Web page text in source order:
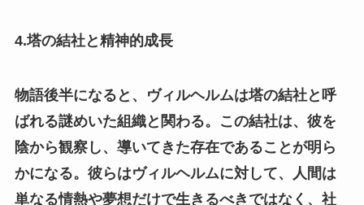
4.塔の結社と精神的成長
物語後半になると、ヴィルヘルムは塔の結社と呼
ばれる謎めいた組織と関わる。この結社は、彼を
陰から観察し、導いてきた存在であることが明ら
かになる。彼らはヴィルヘルムに対して、人間は
単なる情熱や夢想だけで生きるべきではなく、社